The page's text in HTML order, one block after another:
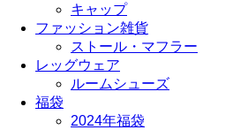
キャップ
ファッション雑貨
ストール・マフラー
レッグウェア
ルームシューズ
福袋
2024年福袋